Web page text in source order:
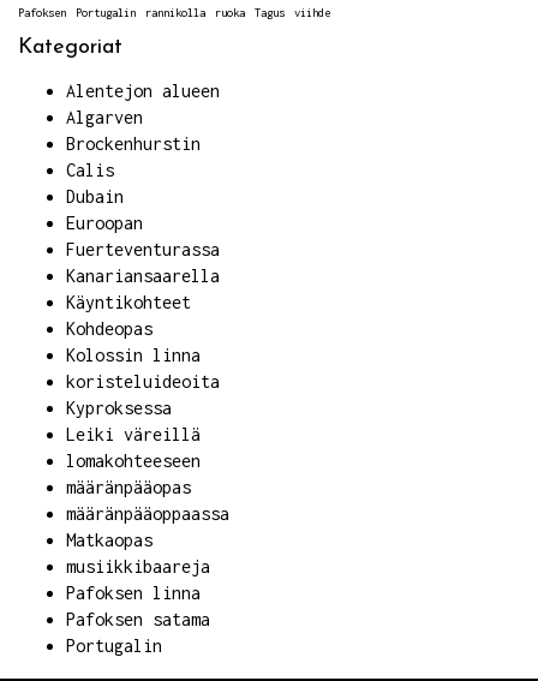
Pafoksen
Portugalin rannikolla ruoka Tagus viihde
Kategoriat
Alentejon alueen
Algarven
Brockenhurstin
Calis
Dubain
Euroopan
Fuerteventurassa
Kanariansaarella
Käyntikohteet
Kohdeopas
Kolossin linna
koristeluideoita
Kyproksessa
Leiki väreillä
lomakohteeseen
määränpääopas
määränpääoppaassa
Matkaopas
musiikkibaareja
Pafoksen linna
Pafoksen satama
Portugalin